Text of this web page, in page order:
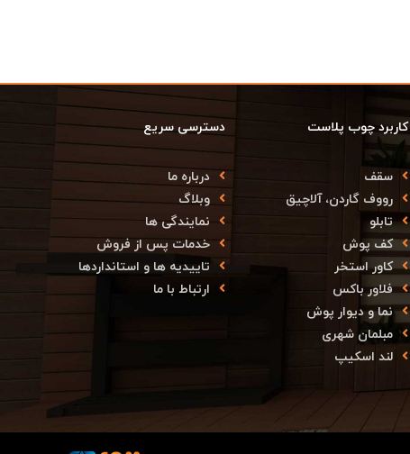
دسترسی سریع
درباره ما
وبلاگ
نمایندگی ها
خدمات پس از فروش
تاییدیه ها و استانداردها
ارتباط با ما
کاربرد چوب پلاست
سقف
رووف گاردن، آلاچیق
تابلو
کف پوش
کاور استخر
فلاور باکس
نما و دیوار پوش
مبلمان شهری
لند اسکیپ